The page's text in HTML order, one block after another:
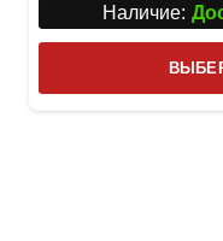
Наличие: